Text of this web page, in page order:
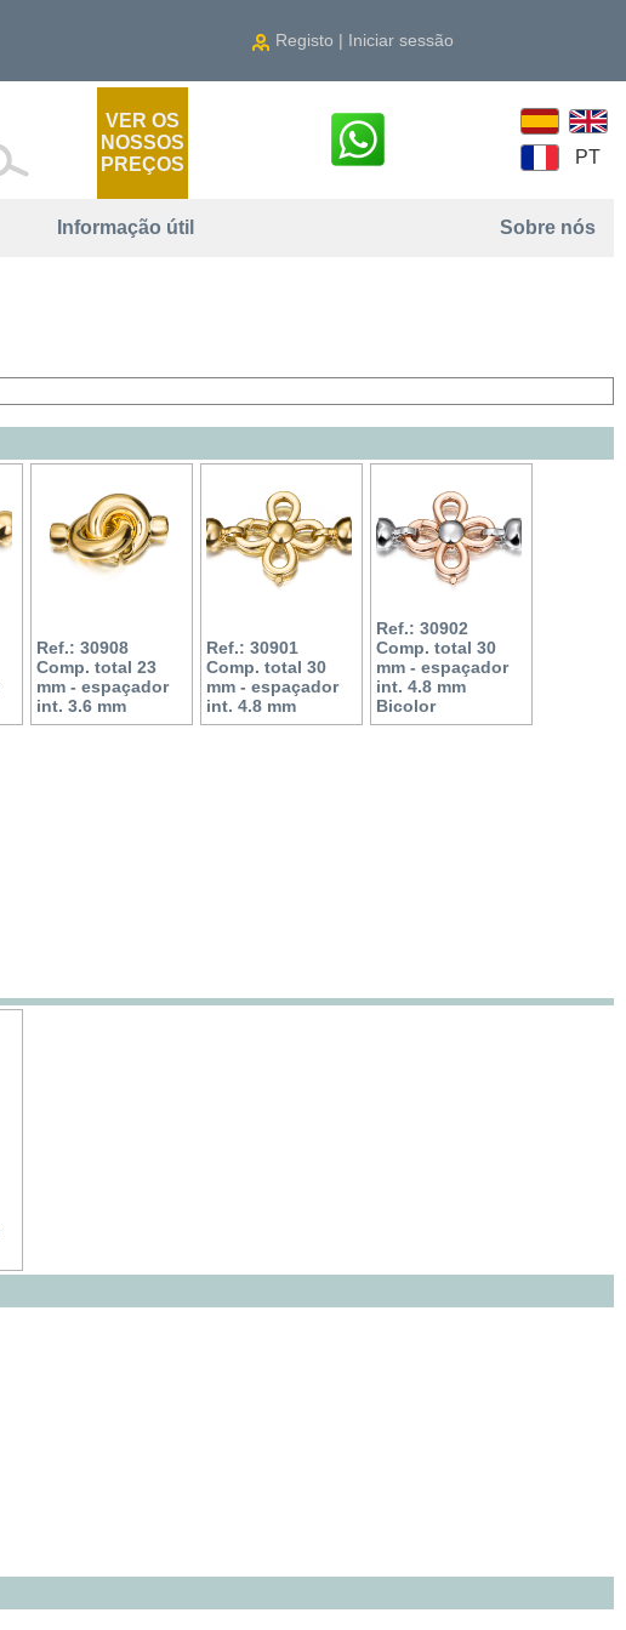
Registo | Iniciar sessão
VER OS
NOSSOS
PREÇOS
PT
Informação útil Sobre nós
Ref.: 30908
Comp. total 23
mm - espaçador
int. 3.6 mm
Ref.: 30901
Comp. total 30
mm - espaçador
int. 4.8 mm
Ref.: 30902
Comp. total 30
mm - espaçador
int. 4.8 mm
Bicolor